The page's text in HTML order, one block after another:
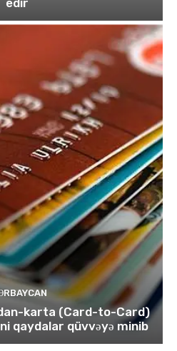
karta (Card-to-Card)
qaydalar qüvvəyə minib